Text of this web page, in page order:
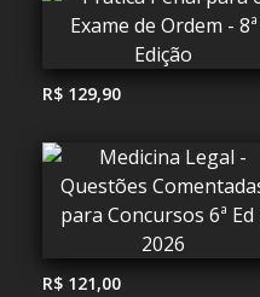
R$ 129,90
R$ 121,00